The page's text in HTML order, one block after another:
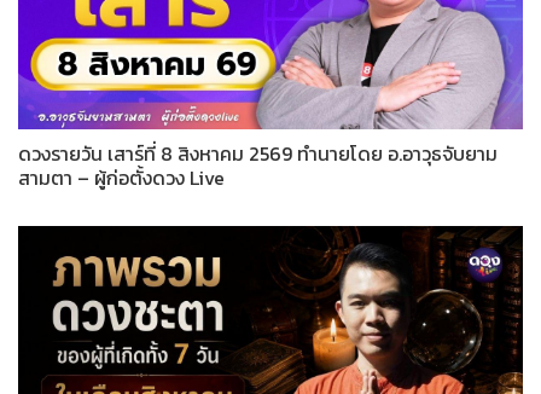
ดวงรายวัน เสาร์ที่ 8 สิงหาคม 2569 ทำนายโดย อ.อาวุธจับยาม
สามตา – ผู้ก่อตั้งดวง Live